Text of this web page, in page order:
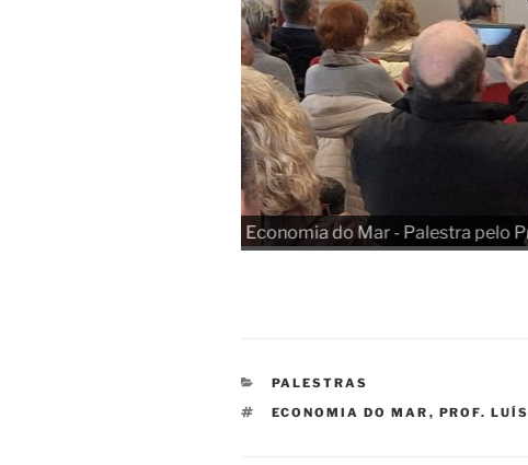
CATEGORIAS
PALESTRAS
ETIQUETAS
ECONOMIA DO MAR , PROF. LUÍS